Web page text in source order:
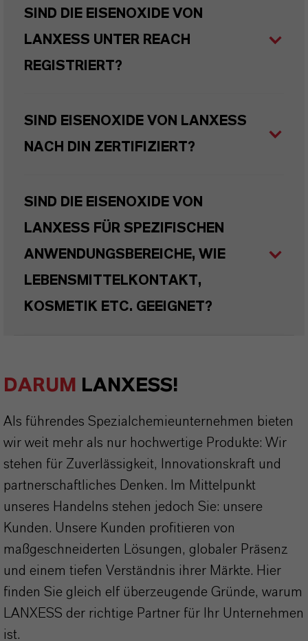
SIND DIE EISENOXIDE VON
LANXESS UNTER REACH
REGISTRIERT?
SIND EISENOXIDE VON LANXESS
NACH DIN ZERTIFIZIERT?
SIND DIE EISENOXIDE VON
LANXESS FÜR SPEZIFISCHEN
ANWENDUNGSBEREICHE, WIE
LEBENSMITTELKONTAKT,
KOSMETIK ETC. GEEIGNET?
DARUM LANXESS!
Als führendes Spezialchemieunternehmen bieten
wir weit mehr als nur hochwertige Produkte: Wir
stehen für Zuverlässigkeit, Innovationskraft und
partnerschaftliches Denken. Im Mittelpunkt
unseres Handelns stehen jedoch Sie: unsere
Kunden. Unsere Kunden profitieren von
maßgeschneiderten Lösungen, globaler Präsenz
und einem tiefen Verständnis ihrer Märkte. Hier
finden Sie gleich elf überzeugende Gründe, warum
LANXESS der richtige Partner für Ihr Unternehmen
ist.